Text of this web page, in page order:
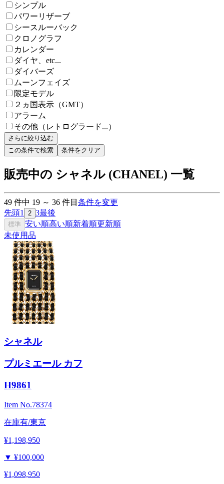
シンプル
パワーリザーブ
シースルーバック
クロノグラフ
カレンダー
ダイヤ、etc...
ダイバーズ
ムーンフェイズ
限定モデル
２ヵ国表示（GMT）
アラーム
その他（レトログラード...）
さらに絞り込む
この条件で検索
条件をクリア
販売中の シャネル (CHANEL) 一覧
49 件中 19 ～ 36 件目 条件を変更
先頭1 2 3最後
標準 安い順高い順新着順更新順
未使用品
シャネル
プルミエール カフ
H9861
Item No.78374
在庫有/東京
¥1,198,950
▼ ¥100,000
¥1,098,950